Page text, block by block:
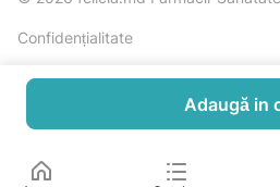
Confidențialitate
Adaugă in